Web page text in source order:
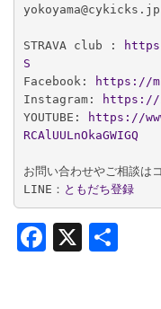
yokoyama@cykicks.jp
STRAVA club :
S
Facebook:
https://
Instagram:
https://
YOUTUBE:
https://
RCAlUULnOkaGWIGQ
お問い合わせやご相談は
LINE： ともだち登録
Facebook
X